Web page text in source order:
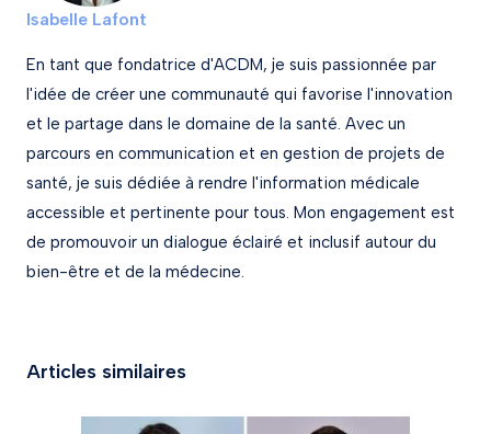
Isabelle Lafont
En tant que fondatrice d'ACDM, je suis passionnée par
l'idée de créer une communauté qui favorise l'innovation
et le partage dans le domaine de la santé. Avec un
parcours en communication et en gestion de projets de
santé, je suis dédiée à rendre l'information médicale
accessible et pertinente pour tous. Mon engagement est
de promouvoir un dialogue éclairé et inclusif autour du
bien-être et de la médecine.
Articles similaires